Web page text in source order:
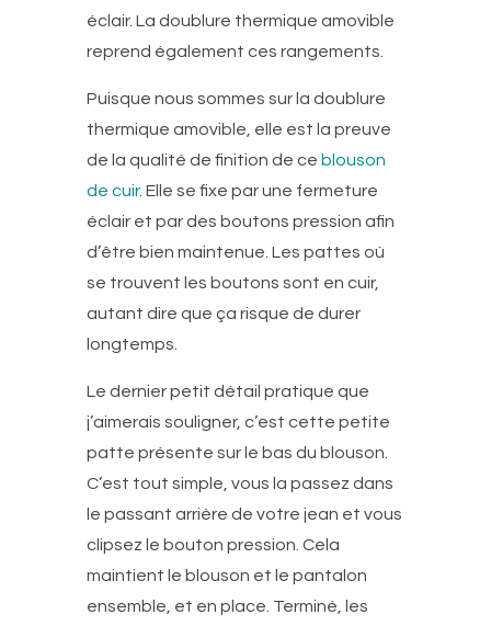
éclair. La doublure thermique amovible
reprend également ces rangements.
Puisque nous sommes sur la doublure
thermique amovible, elle est la preuve
de la qualité de finition de ce blouson
de cuir. Elle se fixe par une fermeture
éclair et par des boutons pression afin
d’être bien maintenue. Les pattes où
se trouvent les boutons sont en cuir,
autant dire que ça risque de durer
longtemps.
Le dernier petit détail pratique que
j’aimerais souligner, c’est cette petite
patte présente sur le bas du blouson.
C’est tout simple, vous la passez dans
le passant arrière de votre jean et vous
clipsez le bouton pression. Cela
maintient le blouson et le pantalon
ensemble, et en place. Terminé, les